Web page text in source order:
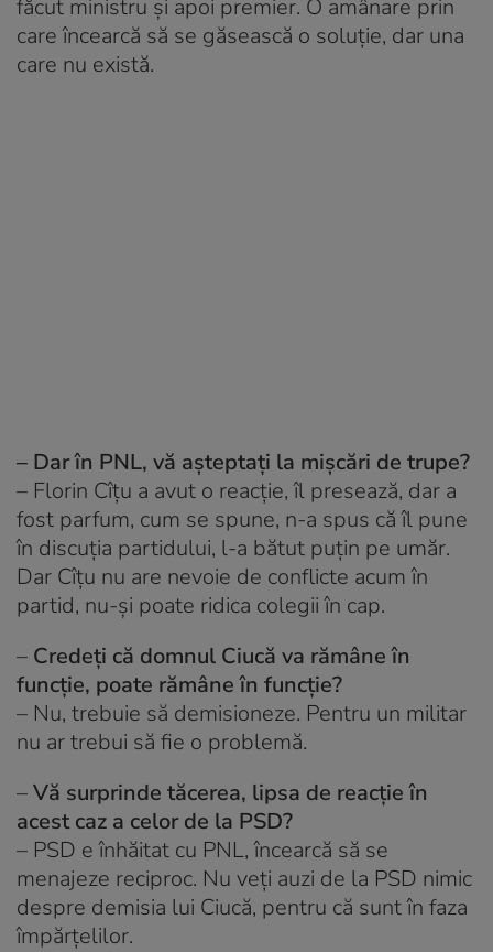
făcut ministru și apoi premier. O amânare prin
care încearcă să se găsească o soluție, dar una
care nu există.
– Dar în PNL, vă așteptați la mișcări de trupe?
– Florin Cîțu a avut o reacție, îl presează, dar a
fost parfum, cum se spune, n-a spus că îl pune
în discuția partidului, l-a bătut puțin pe umăr.
Dar Cîțu nu are nevoie de conflicte acum în
partid, nu-și poate ridica colegii în cap.
– Credeți că domnul Ciucă va rămâne în
funcție, poate rămâne în funcție?
– Nu, trebuie să demisioneze. Pentru un militar
nu ar trebui să fie o problemă.
–Vă surprinde tăcerea, lipsa de reacție în
acest caz a celor de la PSD?
– PSD e înhăitat cu PNL, încearcă să se
menajeze reciproc. Nu veți auzi de la PSD nimic
despre demisia lui Ciucă, pentru că sunt în faza
împărțelilor.